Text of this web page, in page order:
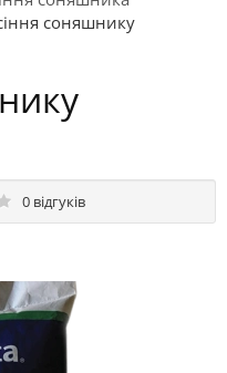
соняшнику
0 відгуків